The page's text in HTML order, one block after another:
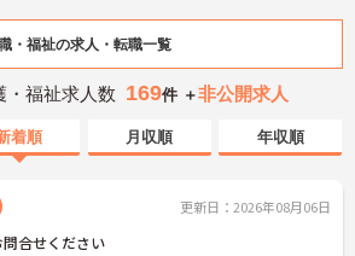
・福祉の求人・転職一覧
・福祉求人数 169件 ＋非公開求人
着順 月収順 年収順
更新日：2026年08月06日
合せください